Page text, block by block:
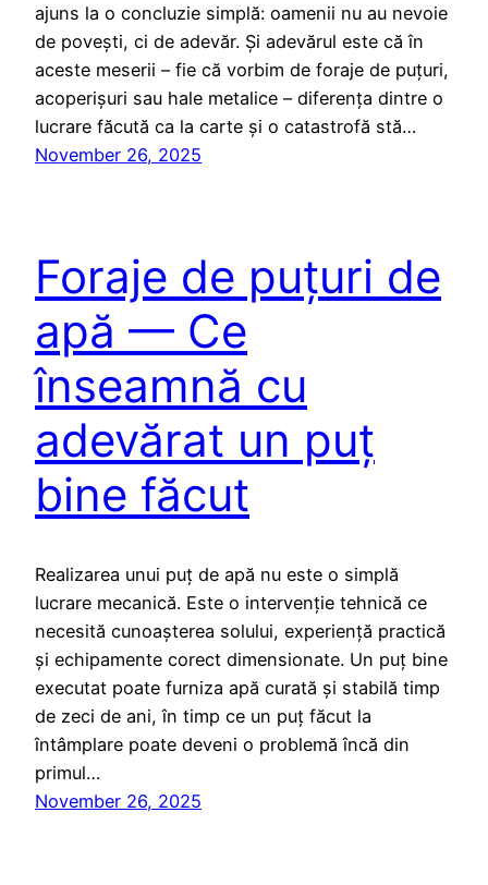
ajuns la o concluzie simplă: oamenii nu au nevoie
de povești, ci de adevăr. Și adevărul este că în
aceste meserii – fie că vorbim de foraje de puțuri,
acoperișuri sau hale metalice – diferența dintre o
lucrare făcută ca la carte și o catastrofă stă…
November 26, 2025
Foraje de puțuri de
apă — Ce
înseamnă cu
adevărat un puț
bine făcut
Realizarea unui puț de apă nu este o simplă
lucrare mecanică. Este o intervenție tehnică ce
necesită cunoașterea solului, experiență practică
și echipamente corect dimensionate. Un puț bine
executat poate furniza apă curată și stabilă timp
de zeci de ani, în timp ce un puț făcut la
întâmplare poate deveni o problemă încă din
primul…
November 26, 2025